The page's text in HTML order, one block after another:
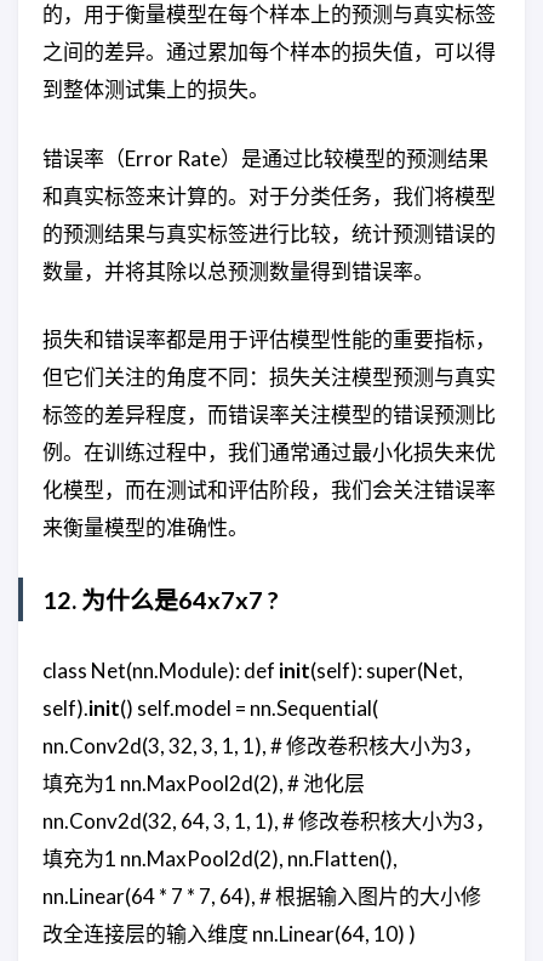
的，用于衡量模型在每个样本上的预测与真实标签
之间的差异。通过累加每个样本的损失值，可以得
到整体测试集上的损失。
错误率（Error Rate）是通过比较模型的预测结果
和真实标签来计算的。对于分类任务，我们将模型
的预测结果与真实标签进行比较，统计预测错误的
数量，并将其除以总预测数量得到错误率。
损失和错误率都是用于评估模型性能的重要指标，
但它们关注的角度不同：损失关注模型预测与真实
标签的差异程度，而错误率关注模型的错误预测比
例。在训练过程中，我们通常通过最小化损失来优
化模型，而在测试和评估阶段，我们会关注错误率
来衡量模型的准确性。
12. 为什么是64x7x7 ?
class Net(nn.Module): def init(self): super(Net,
self).init() self.model = nn.Sequential(
nn.Conv2d(3, 32, 3, 1, 1), # 修改卷积核大小为3，
填充为1 nn.MaxPool2d(2), # 池化层
nn.Conv2d(32, 64, 3, 1, 1), # 修改卷积核大小为3，
填充为1 nn.MaxPool2d(2), nn.Flatten(),
nn.Linear(64 * 7 * 7, 64), # 根据输入图片的大小修
改全连接层的输入维度 nn.Linear(64, 10) )